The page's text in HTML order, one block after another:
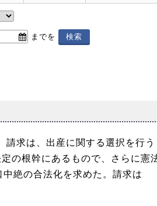
までを
求は、出産に関する選択を行う
の根幹にあるもので、さらに憲
絶の合法化を求めた。請求は